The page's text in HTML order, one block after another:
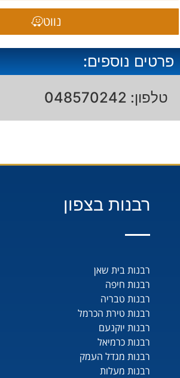
נווט
פרטים נוספים:
טלפון: 048570242
רבנות בצפון
רבנות בית שאן
רבנות חיפה
רבנות טבריה
רבנות טירת הכרמל
רבנות יוקנעם
רבנות כרמיאל
רבנות מגדל העמק
רבנות מעלות